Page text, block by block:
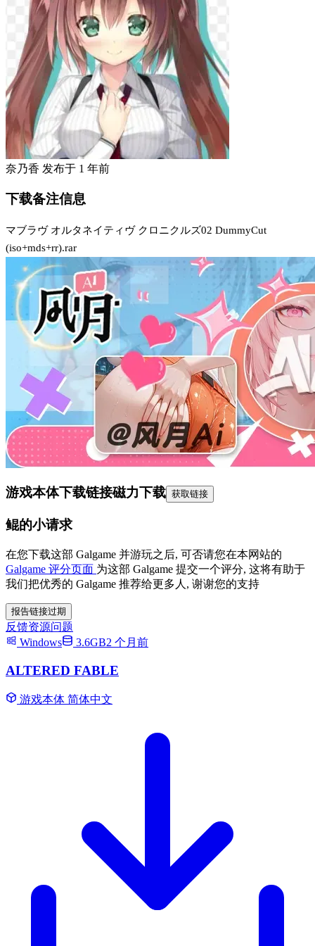
奈乃香 发布于 1 年前
下载备注信息
マブラヴ オルタネイティヴ クロニクルズ02 DummyCut
(iso+mds+rr).rar
游戏本体下载链接磁力下载 获取链接
鲲的小请求
在您下载这部 Galgame 并游玩之后, 可否请您在本网站的
Galgame 评分页面 为这部 Galgame 提交一个评分, 这将有助于
我们把优秀的 Galgame 推荐给更多人, 谢谢您的支持
报告链接过期
反馈资源问题
Windows
3.6GB2 个月前
ALTERED FABLE
游戏本体 简体中文